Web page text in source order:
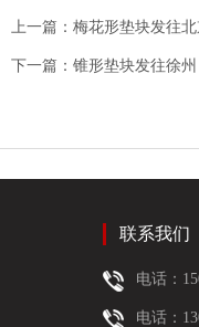
上一篇： 梅花形垫块发往北
下一篇： 锥形垫块发往徐州
联系我们
电话：
电话：